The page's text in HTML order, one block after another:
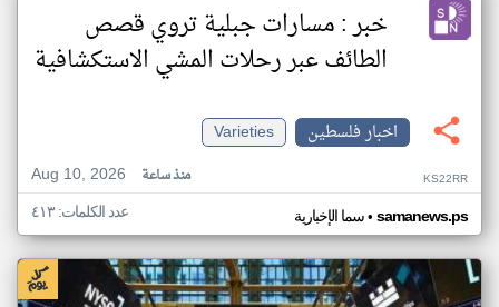
خبر : مسارات جبلية تروي قصص
الطائف عبر رحلات المشي الاستكشافية
اخبار فلسطين
Varieties
Aug 10, 2026
منذ ساعة KS22RR
سما الإخبارية• samanews.ps عدد الكلمات: ٤١٣